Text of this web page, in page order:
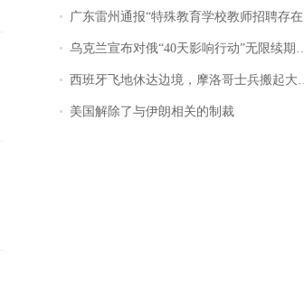
广东雷州通报“特殊教育学校教师招聘存在违规行为”：已启动问责程序 副校长被停职
乌克兰宣布对俄“40天影响行动”无限续期，7月两国对轰数据均创纪录
西班牙飞地休达边境，摩洛哥士兵搬起大石块投向移民引争议，此前一天内数万人从摩洛哥涌入西班牙
美国解除了与伊朗相关的制裁